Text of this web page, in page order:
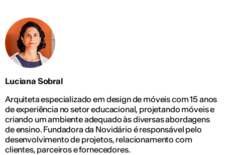
Luciana Sobral
Arquiteta especializado em design de móveis com 15 anos
de experiência no setor educacional, projetando móveis e
criando um ambiente adequado às diversas abordagens
de ensino. Fundadora da Novidário é responsável pelo
desenvolvimento de projetos, relacionamento com
clientes, parceiros e fornecedores.